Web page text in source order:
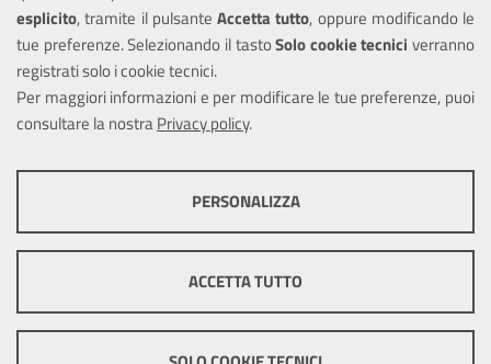
esplicito, tramite il pulsante Accetta tutto, oppure modificando le
tue preferenze. Selezionando il tastoSolo cookie tecnici verranno
registrati solo i cookie tecnici.
Per maggiori informazioni e per modificare le tue preferenze, puoi
consultare la nostraPrivacy policy.
ottimale per ogni utente. Essi non raccolgono i tuoi dati e le tue
informazioni di navigazione per scopi di marketing e profilazione, e
pertanto possono essere utilizzati senza bisogno di acquisire il tuo
PERSONALIZZA
ACCETTA TUTTO
Note legali
Piano di miglioramento dei servizi
Dichiarazione di accessibilità
Mappa del sito
Cookie